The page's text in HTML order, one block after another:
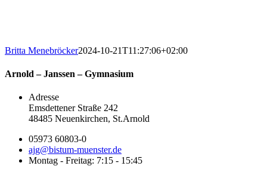
Britta Menebröcker2024-10-21T11:27:06+02:00
Arnold – Janssen – Gymnasium
Adresse
Emsdettener Straße 242
48485 Neuenkirchen, St.Arnold
05973 60803-0
ajg@bistum-muenster.de
Montag - Freitag: 7:15 - 15:45